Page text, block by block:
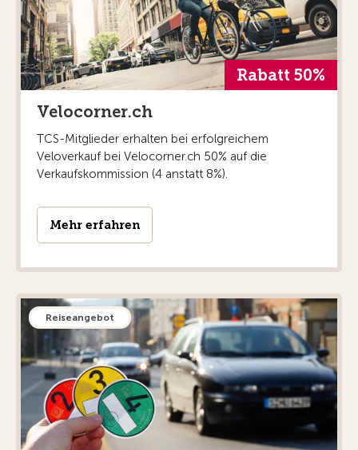
Rabatt 50%
Velocorner.ch
TCS-Mitglieder erhalten bei erfolgreichem
Veloverkauf bei Velocorner.ch 50% auf die
Verkaufskommission (4 anstatt 8%).
Mehr erfahren
Reiseangebot